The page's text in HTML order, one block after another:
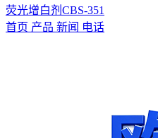
荧光增白剂CBS-351
首页 产品 新闻 电话